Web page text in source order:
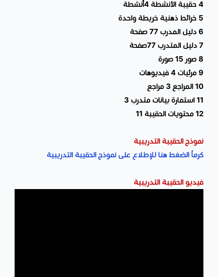
4 حقيبة الأنشطة 4أنشطة
5 خرائط ذهنية خريطة واحدة
6 دليل المدرب 77 صفحة
7 دليل المتدرب 77صفحة
8 صور 15 صورة
9 مرئيات 4 فيديوهات
10 المراجع 3 مراجع
11 استمارة بيانات متدرب 3
12 محتويات الحقيبة 11
نموذج الحقيبة التدريبية
كرماُ الضغط هنا للإطلاع على نموذج الحقيبة التدريبية
فيديو الحقيبة التدريبية